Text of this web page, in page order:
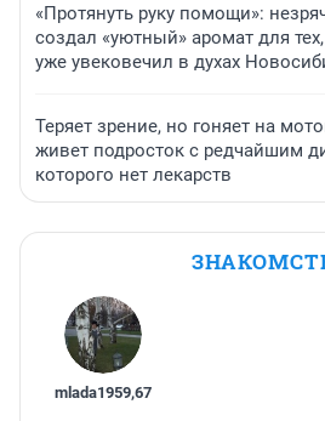
«Протянуть руку помощи»:
создал «уютный» аромат для
уже увековечил в духах
Теряет зрение, но гоняет на
живет подросток с редчайшим
которого нет лекарств
mlada1959,67